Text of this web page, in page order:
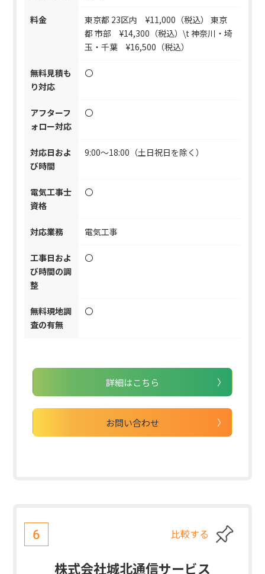
料金
東京都 23区内 ¥11,000（税込） 東京
都 市部 ¥14,300（税込）\t 神奈川・埼
玉・千葉 ¥16,500（税込）
無料見積も
り対応
〇
アフターフ
ォロー対応
〇
対応日およ
び時間
9:00〜18:00（土日祝日を除く）
電気工事士
資格
〇
対応業務 電気工事
工事日およ
び時間の調
整
〇
無料現地調
査の有無
〇
詳細はこちら
お問い合わせ
6 比較する
株式会社城北通信サービス